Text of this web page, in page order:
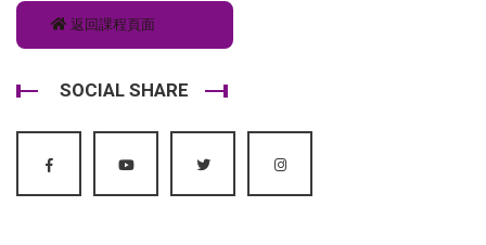
返回課程頁面
SOCIAL SHARE